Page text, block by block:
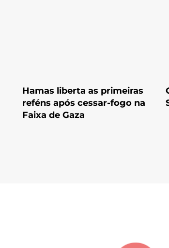
Hamas liberta as primeiras
reféns após cessar-fogo na
Faixa de Gaza